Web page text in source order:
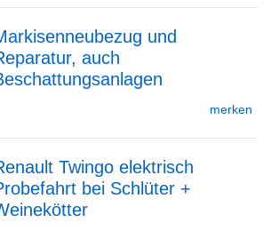
und
auch
merken
Twingo elektrisch
bei Schlüter +